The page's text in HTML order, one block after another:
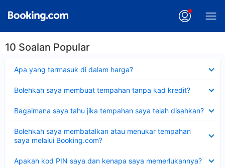
10 Soalan Popular
Apa yang termasuk di dalam harga?
Bolehkah saya membuat tempahan tanpa kad kredit?
Bagaimana saya tahu jika tempahan saya telah disahkan?
Bolehkah saya membatalkan atau menukar tempahan
saya melalui Booking.com?
Apakah kod PIN saya dan kenapa saya memerlukannya?